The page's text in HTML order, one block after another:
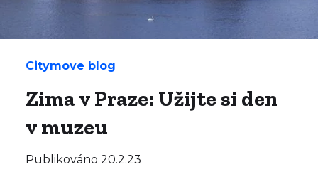
Citymove blog
Zima v Praze: Užijte si den
v muzeu
Publikováno 20.2.23